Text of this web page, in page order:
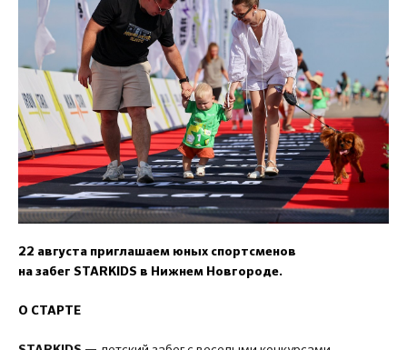
22 августа приглашаем юных спортсменов
на забег STARKIDS в Нижнем Новгороде.
О СТАРТЕ